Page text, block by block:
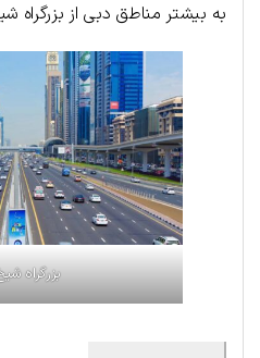
به بیشتر مناطق دبی از بزرگراه
بزرگراه